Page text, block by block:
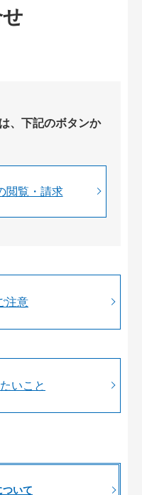
、下記のボタンか
閲覧・請求
注意
いこと
いて